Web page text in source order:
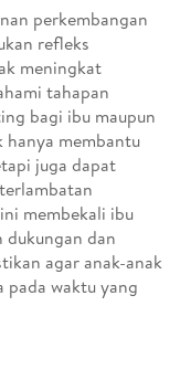
perkembangan
refleks
meningkat
tahapan
bagi ibu maupun
hanya membantu
juga dapat
membekali ibu
dukungan dan
agar anak-anak
pada waktu yang